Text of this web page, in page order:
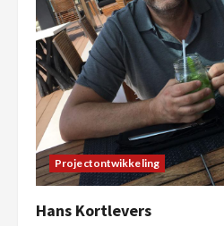
Projectontwikkeling
Hans Kortlevers